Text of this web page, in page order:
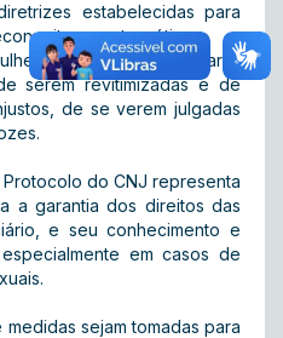
estabelecidas para
e estereótipos.
hesitam em buscar a
serem revitimizadas e de
de se verem julgadas
do CNJ representa
a garantia dos direitos das
e seu conhecimento e
em casos de
sejam tomadas para